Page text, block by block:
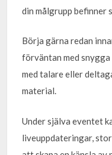
din målgrupp befinner
Börja gärna redan
förväntan med
med talare eller
material.
Under själva eventet
liveuppdateringar,